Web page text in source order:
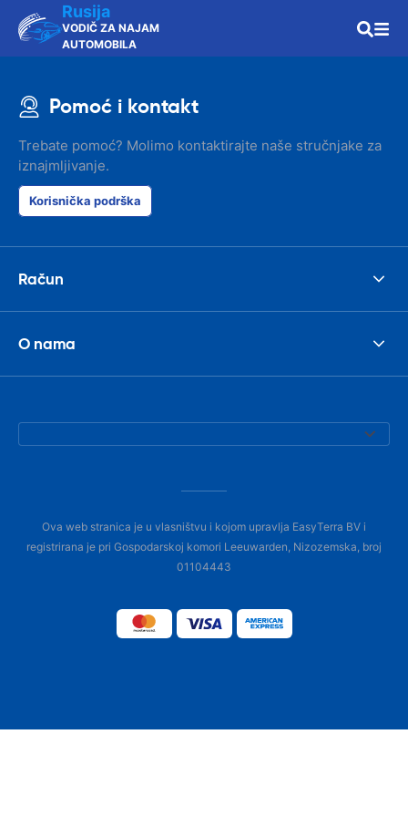
Rusija
VODIČ ZA NAJAM
AUTOMOBILA
Pomoć i kontakt
Trebate pomoć? Molimo kontaktirajte naše stručnjake za
iznajmljivanje.
Korisnička podrška
Račun
O nama
Ova web stranica je u vlasništvu i kojom upravlja EasyTerra BV i
registrirana je pri Gospodarskoj komori Leeuwarden, Nizozemska, broj
01104443